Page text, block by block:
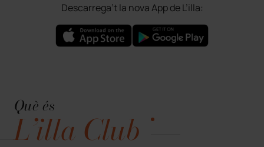
Descarrega’t la nova App de L’illa:
Què és
L’illa Club